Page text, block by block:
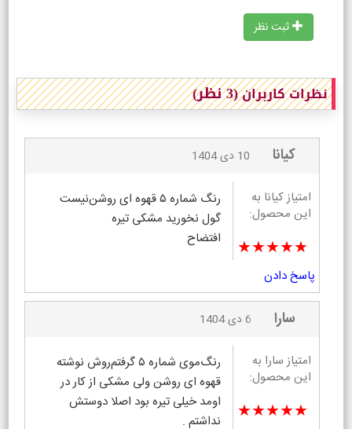
ثبت نظر
نظرات کاربران(3 نظر)
کیانا 10 دی 1404
امتیاز کیانا به
این محصول:
★★★★★
رنگ شماره ۵ قهوه ای روشن‌نیست
گول نخورید مشکی تیره
افتضاح
پاسخ دادن
سارا 6 دی 1404
امتیاز سارا به
این محصول:
★★★★★
رنگ‌موی شماره ۵ گرفتم‌روش نوشته
قهوه ای روشن ولی مشکی از کار در
اومد خیلی تیره بود اصلا دوستش
نداشتم .